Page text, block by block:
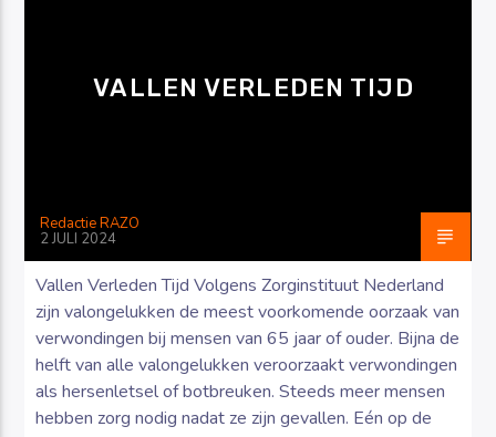
VALLEN VERLEDEN TIJD
Redactie RAZO
2 JULI 2024
Vallen Verleden Tijd Volgens Zorginstituut Nederland
zijn valongelukken de meest voorkomende oorzaak van
verwondingen bij mensen van 65 jaar of ouder. Bijna de
helft van alle valongelukken veroorzaakt verwondingen
als hersenletsel of botbreuken. Steeds meer mensen
hebben zorg nodig nadat ze zijn gevallen. Eén op de